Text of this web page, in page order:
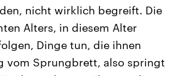
nicht wirklich begreift. Die
Alters, in diesem Alter
Dinge tun, die ihnen
vom Sprungbrett, also springt